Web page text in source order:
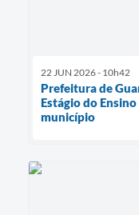
22 JUN 2026 - 10h42
Prefeitura de
Estágio do
município